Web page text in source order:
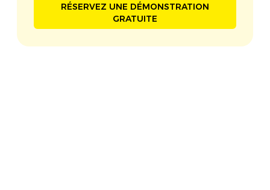
RÉSERVEZ UNE DÉMONSTRATION
GRATUITE